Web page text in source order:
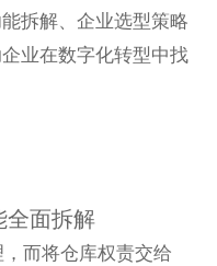
拆解、企业选型策略
业在数字化转型中找
全面拆解
而将仓库权责交给